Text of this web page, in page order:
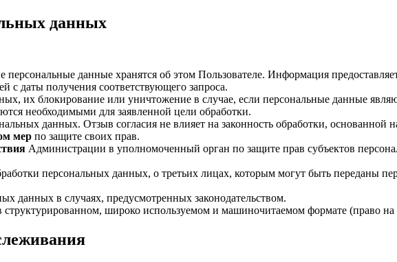
данных
персональные данные хранятся об этом Пользователе. Информация
с даты получения соответствующего запроса.
их блокирование или уничтожение в случае, если персональные данные
необходимыми для заявленной цели обработки.
данных. Отзыв согласия не влияет на законность обработки, основанной
мер по защите своих прав.
Администрации в уполномоченный орган по защите прав субъектов
персональных данных, о третьих лицах, которым могут быть переданы
данных в случаях, предусмотренных законодательством.
структурированном, широко используемом и машиночитаемом формате (право